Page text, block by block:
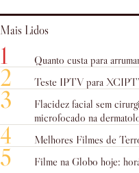
Mais Lidos
1 Quanto custa para
2 Teste IPTV para
3
Flacidez facial sem
microfocado na
4 Melhores Filmes de
5 Filme na Globo hoje: